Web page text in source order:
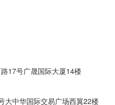
17号广晟国际大厦14楼
大中华国际交易广场西翼22楼